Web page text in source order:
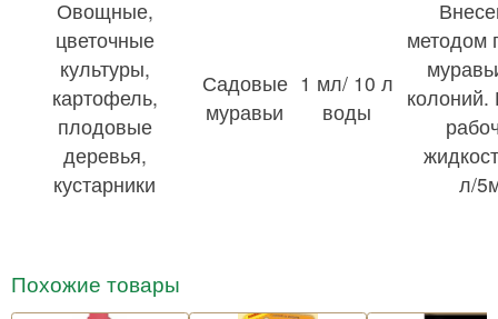
Овощные,
цветочные
культуры,
картофель,
плодовые
деревья,
кустарники
Садовые
муравьи
1 мл/ 10 л
воды
методом
колоний.
л/
Похожие товары